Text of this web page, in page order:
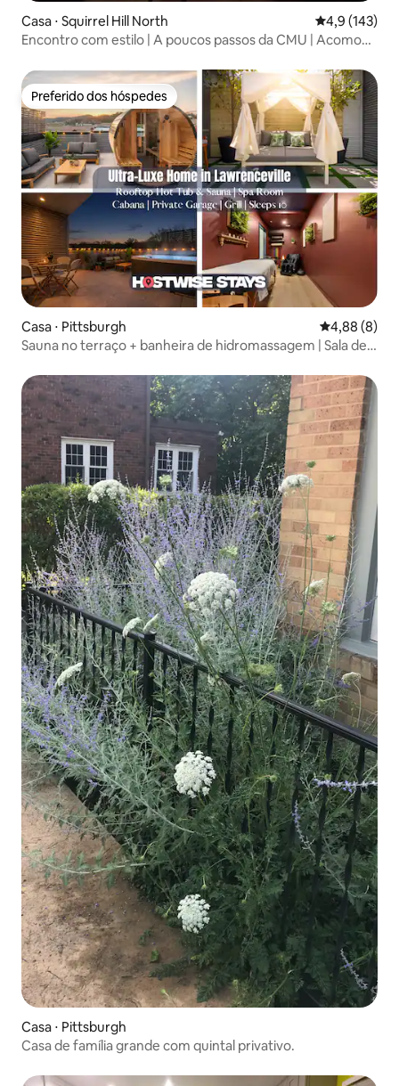
Casa ⋅ Squirrel Hill North 4,9 de uma
4,9 (143)
Encontro com estilo | A poucos passos da CMU | Acomoda
Preferido dos hóspedes
Preferido dos hóspedes
Casa ⋅ Pittsburgh 4,88 de uma
4,88 (8)
Sauna no terraço + banheira de hidromassagem | Sala de
Casa ⋅ Pittsburgh
Casa de família grande com quintal privativo.